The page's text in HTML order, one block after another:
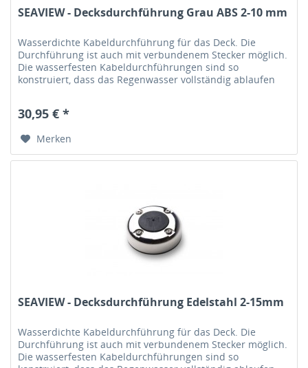
SEAVIEW - Decksdurchführung Grau ABS 2-10 mm
Wasserdichte Kabeldurchführung für das Deck. Die
Durchführung ist auch mit verbundenem Stecker möglich.
Die wasserfesten Kabeldurchführungen sind so
konstruiert, dass das Regenwasser vollständig ablaufen
30,95 € *
Merken
SEAVIEW - Decksdurchführung Edelstahl 2-15mm
Wasserdichte Kabeldurchführung für das Deck. Die
Durchführung ist auch mit verbundenem Stecker möglich.
Die wasserfesten Kabeldurchführungen sind so